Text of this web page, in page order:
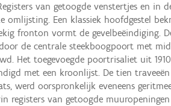
van getoogde venstertjes en in
omlijsting. Een klassiek hoofdgestel
fronton vormt de gevelbeëindiging.
de centrale steekboogpoort met
Het toegevoegde poortrisaliet uit
met een kroonlijst. De tien traveeën
werd oorspronkelijk eveneens
registers van getoogde